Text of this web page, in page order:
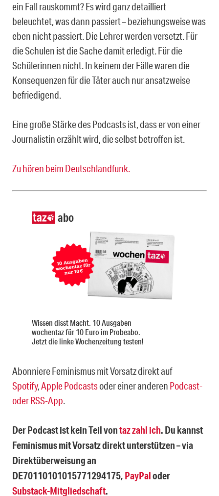
ein Fall rauskommt? Es wird ganz detailliert
beleuchtet, was dann passiert – beziehungsweise was
eben nicht passiert. Die Lehrer werden versetzt. Für
die Schulen ist die Sache damit erledigt. Für die
Schülerinnen nicht. In keinem der Fälle waren die
Konsequenzen für die Täter auch nur ansatzweise
befriedigend.
Eine große Stärke des Podcasts ist, dass er von einer
Journalistin erzählt wird, die selbst betroffen ist.
Zu hören beim Deutschlandfunk.
abo
Wissen disst Macht. 10 Ausgaben
wochentaz für 10 Euro im Probeabo.
Jetzt die linke Wochenzeitung testen!
Abonniere Feminismus mit Vorsatz direkt auf
Spotify,Apple Podcastsoder einer anderen Podcast-
oder RSS-App.
Der Podcast ist kein Teil vontaz zahl ich. Du kannst
Feminismus mit Vorsatz direkt unterstützen – via
Direktüberweisung an
DE70110101015771294175, PayPaloder
Substack-Mitgliedschaft.